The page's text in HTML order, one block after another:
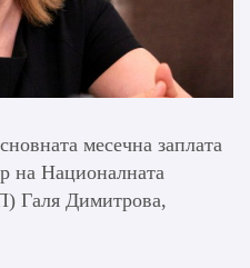
месечна заплата
на Националната
Галя Димитрова,